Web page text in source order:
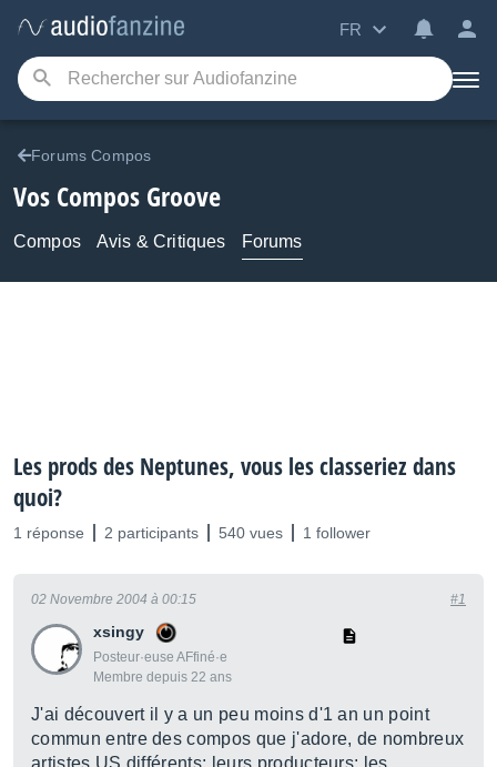
FR
Forums Compos
Vos Compos Groove
Compos Avis & Critiques Forums
Les prods des Neptunes, vous les classeriez dans
quoi?
1 réponse 2 participants 540 vues 1 follower
xsingy
Posteur·euse AFfiné·e
Membre depuis 22 ans
02 Novembre 2004 à 00:15 #1
J'ai découvert il y a un peu moins d'1 an un point
commun entre des compos que j'adore, de nombreux
artistes US différents: leurs producteurs: les